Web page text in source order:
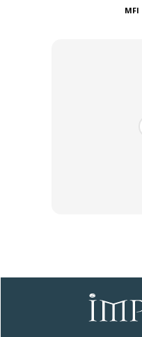
Cat yang biasa
akan berbeza dengan cat
MFI